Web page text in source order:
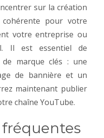
sur la création
cohérente pour votre
votre entreprise ou
Il est essentiel de
marque clés : une
de bannière et un
maintenant publier
chaîne YouTube.
fréquentes